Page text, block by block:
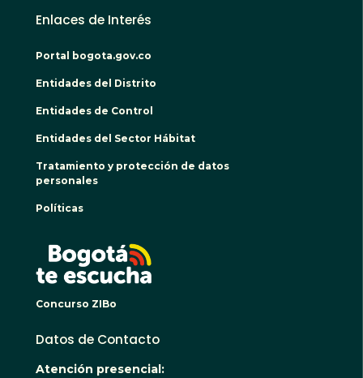
Enlaces de Interés
Portal bogota.gov.co
Entidades del Distrito
Entidades de Control
Entidades del Sector Hábitat
Tratamiento y protección de datos
personales
Políticas
Concurso ZIBo
Datos de Contacto
Atención presencial: